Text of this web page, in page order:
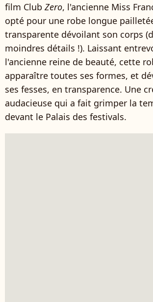
film Club Zero, l'ancienne Miss
opté pour une robe longue
transparente dévoilant son corps
moindres détails !). Laissant
l'ancienne reine de beauté, cette
apparaître toutes ses formes, et
ses fesses, en transparence. Une
audacieuse qui a fait grimper la
devant le Palais des festivals.